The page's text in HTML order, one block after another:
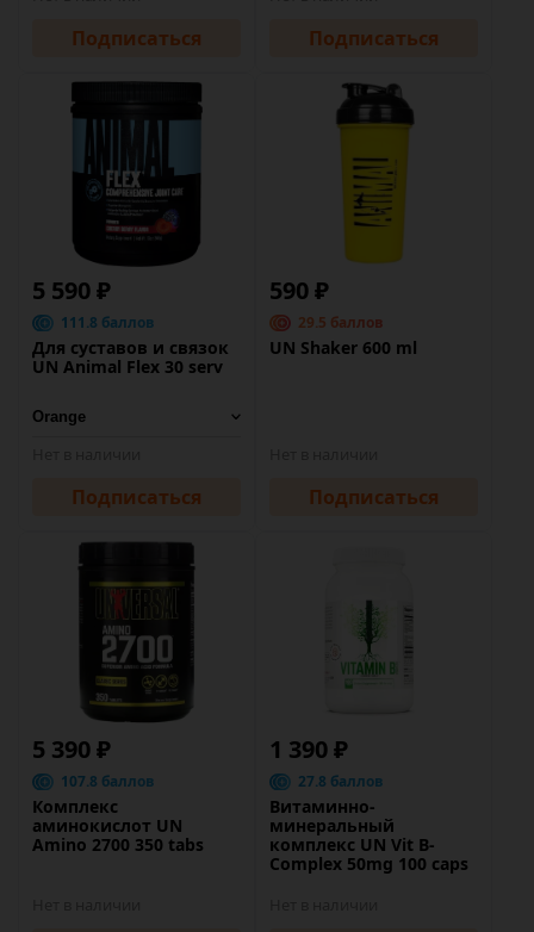
Подписаться Подписаться
5 590 ₽
111.8 баллов
Для суставов и связок
UN Animal Flex 30 serv
Подписаться
590 ₽
29.5 баллов
UN Shaker 600 ml
Подписаться
5 390 ₽
107.8 баллов
Комплекс
аминокислот UN
Amino 2700 350 tabs
1 390 ₽
27.8 баллов
Витаминно-
минеральный
комплекс UN Vit B-
Complex 50mg 100 caps